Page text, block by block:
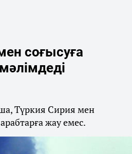
соғысуға
Түркия Сирия мен
жау емес.